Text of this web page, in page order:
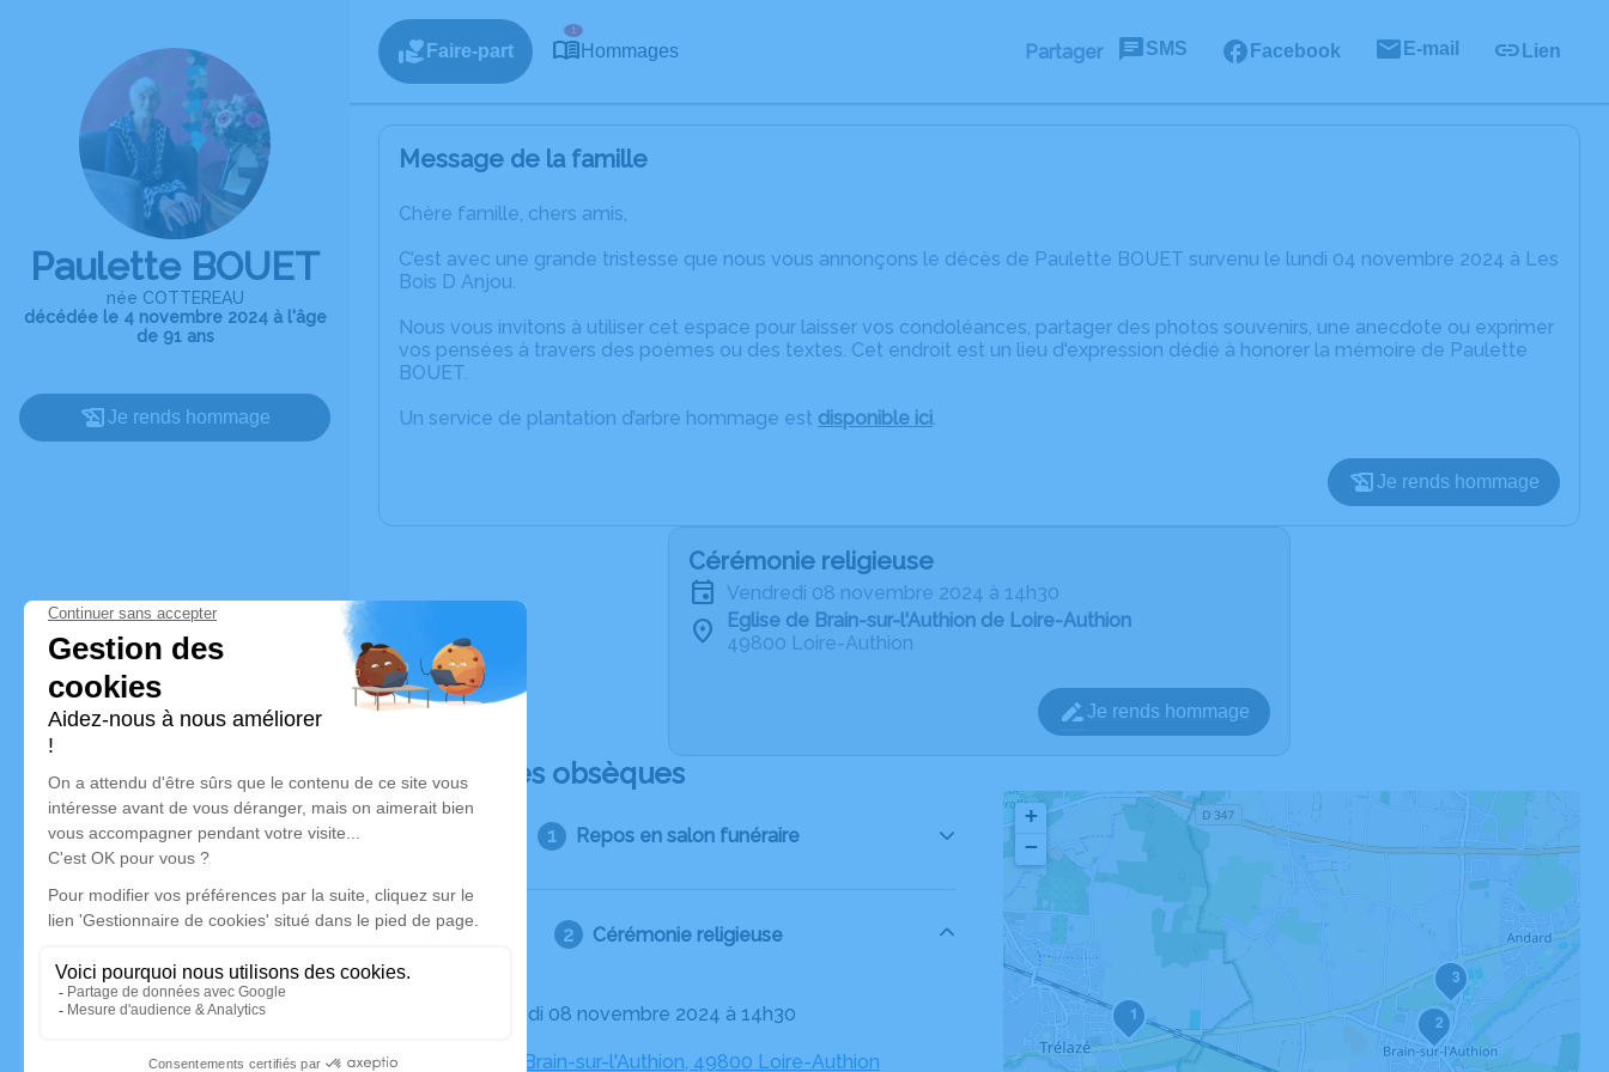
Paulette BOUET
née COTTEREAU
décédée le 4 novembre 2024 à l'âge
de 91 ans
Je rends hommage
Faire-part
1
Hommages Partager SMS Facebook E-mail Lien
Message de la famille
Chère famille, chers amis,
C’est avec une grande tristesse que nous vous annonçons le décès de Paulette BOUET survenu le lundi 04 novembre 2024 à Les
Bois D Anjou.
Nous vous invitons à utiliser cet espace pour laisser vos condoléances, partager des photos souvenirs, une anecdote ou exprimer
vos pensées à travers des poèmes ou des textes. Cet endroit est un lieu d'expression dédié à honorer la mémoire de Paulette
BOUET.
Un service de plantation d’arbre hommage est disponible ici.
Je rends hommage
Cérémonie religieuse
vendredi 08 novembre 2024 à 14h30
Eglise de Brain-sur-l'Authion de Loire-Authion
49800 Loire-Authion
Je rends hommage
Déroulé des obsèques
Repos en salon funéraire
Cérémonie religieuse
Le vendredi 08 novembre 2024 à 14h30
Eglise de Brain-sur-l'Authion, 49800 Loire-Authion
1 2
3
+
−